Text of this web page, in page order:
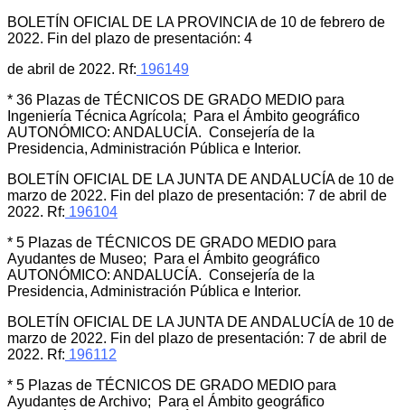
BOLETÍN OFICIAL DE LA PROVINCIA de 10 de febrero de
2022. Fin del plazo de presentación: 4
de abril de 2022. Rf: 196149
* 36 Plazas de TÉCNICOS DE GRADO MEDIO para
Ingeniería Técnica Agrícola; Para el Ámbito geográfico
AUTONÓMICO: ANDALUCÍA. Consejería de la
Presidencia, Administración Pública e Interior.
BOLETÍN OFICIAL DE LA JUNTA DE ANDALUCÍA de 10 de
marzo de 2022. Fin del plazo de presentación: 7 de abril de
2022. Rf: 196104
* 5 Plazas de TÉCNICOS DE GRADO MEDIO para
Ayudantes de Museo; Para el Ámbito geográfico
AUTONÓMICO: ANDALUCÍA. Consejería de la
Presidencia, Administración Pública e Interior.
BOLETÍN OFICIAL DE LA JUNTA DE ANDALUCÍA de 10 de
marzo de 2022. Fin del plazo de presentación: 7 de abril de
2022. Rf: 196112
* 5 Plazas de TÉCNICOS DE GRADO MEDIO para
Ayudantes de Archivo; Para el Ámbito geográfico